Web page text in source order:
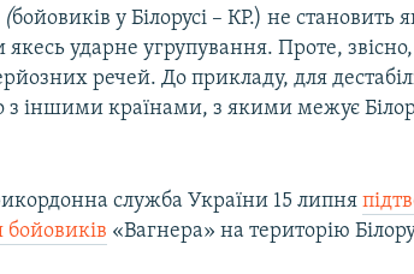
(бойовиків у Білорусі – КР.) не становить
ударне угрупування. Проте,
речей. До прикладу, для
з іншими країнами, з якими межує
служба України 15 липня
«Вагнера» на територію